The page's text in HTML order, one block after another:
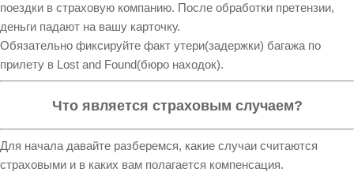
поездки в страховую компанию. После обработки претензии,
деньги падают на вашу карточку.
Обязательно фиксируйте факт утери(задержки) багажа по
прилету в Lost and Found(бюро находок).
Что является страховым случаем?
Для начала давайте разберемся, какие случаи считаются
страховыми и в каких вам полагается компенсация.